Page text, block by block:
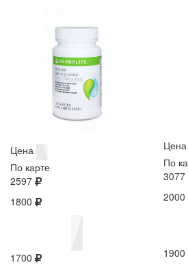
Цена
По карте
2597
1800
1700
Цена
По
3077
2000
1900